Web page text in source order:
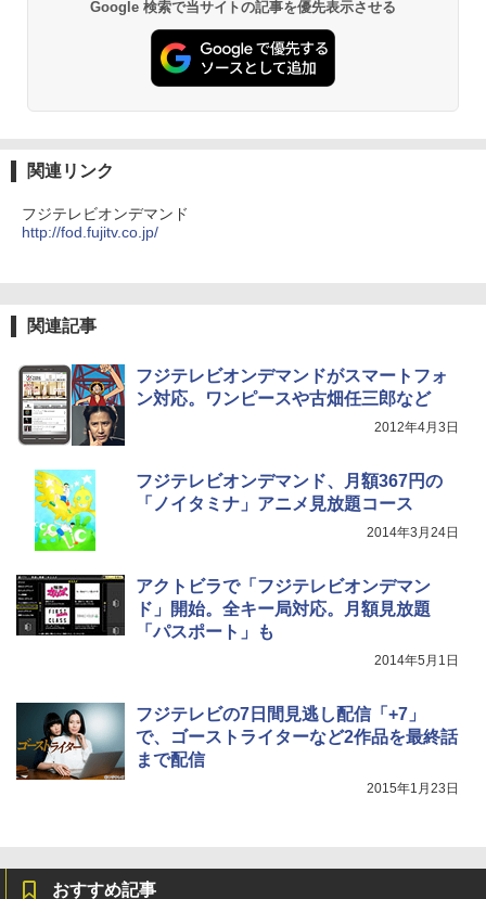
Google 検索で当サイトの記事を優先表示させる
関連リンク
フジテレビオンデマンド
http://fod.fujitv.co.jp/
関連記事
フジテレビオンデマンドがスマートフォ
ン対応。ワンピースや古畑任三郎など
2012年4月3日
フジテレビオンデマンド、月額367円の
「ノイタミナ」アニメ見放題コース
2014年3月24日
アクトビラで「フジテレビオンデマン
ド」開始。全キー局対応。月額見放題
「パスポート」も
2014年5月1日
フジテレビの7日間見逃し配信「+7」
で、ゴーストライターなど2作品を最終話
まで配信
2015年1月23日
おすすめ記事